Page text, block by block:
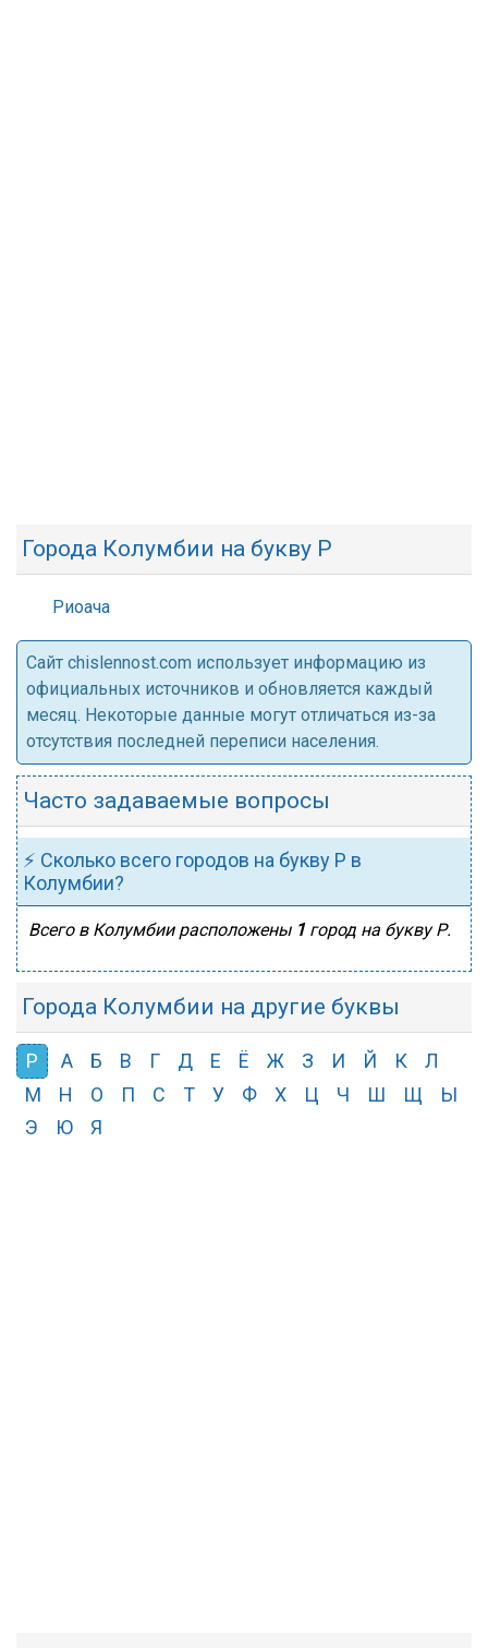
Города Колумбии на букву Р
Риоача
Cайт chislennost.com использует информацию из
официальных источников и обновляется каждый
месяц. Некоторые данные могут отличаться из-за
отсутствия последней переписи населения.
Часто задаваемые вопросы
⚡ Сколько всего городов на букву Р в
Колумбии?
Всего в Колумбии расположены 1город на букву Р.
Города Колумбии на другие буквы
Р А Б В Г Д Е Ё Ж З И Й К
Л
М
Н О П С Т У Ф Х Ц Ч Ш Щ
Ы
Э
Ю Я